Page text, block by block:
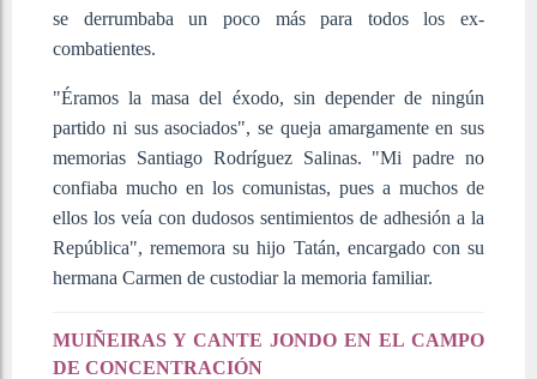
se derrumbaba un poco más para todos los ex-
combatientes.
"Éramos la masa del éxodo, sin depender de ningún
partido ni sus asociados", se queja amargamente en sus
memorias Santiago Rodríguez Salinas. "Mi padre no
confiaba mucho en los comunistas, pues a muchos de
ellos los veía con dudosos sentimientos de adhesión a la
República", rememora su hijo Tatán, encargado con su
hermana Carmen de custodiar la memoria familiar.
MUIÑEIRAS Y CANTE JONDO EN EL CAMPO
DE CONCENTRACIÓN